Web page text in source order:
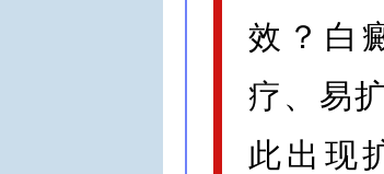
效？白
疗、易
此出现